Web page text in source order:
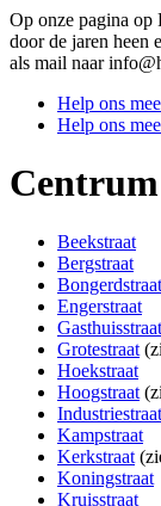
Op onze pagina op
door de jaren heen
als mail naar
Help ons
Help ons
Centrum
Beekstraat
Bergstraat
Bongerdstraat
Engerstraat
Gasthuisstraat
Grotestraat
Hoekstraat
Hoogstraat
Industriestraat
Kampstraat
Kerkstraat
Koningstraat
Kruisstraat